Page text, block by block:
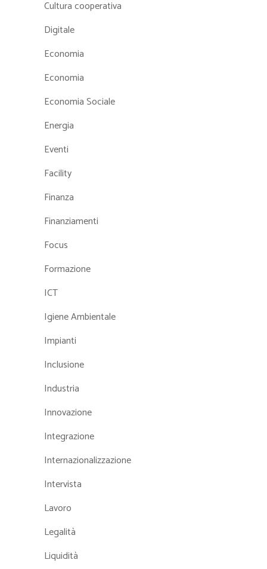
Cultura cooperativa
Digitale
Economia
Economia
Economia Sociale
Energia
Eventi
Facility
Finanza
Finanziamenti
Focus
Formazione
ICT
Igiene Ambientale
Impianti
Inclusione
Industria
Innovazione
Integrazione
Internazionalizzazione
Intervista
Lavoro
Legalità
Liquidità